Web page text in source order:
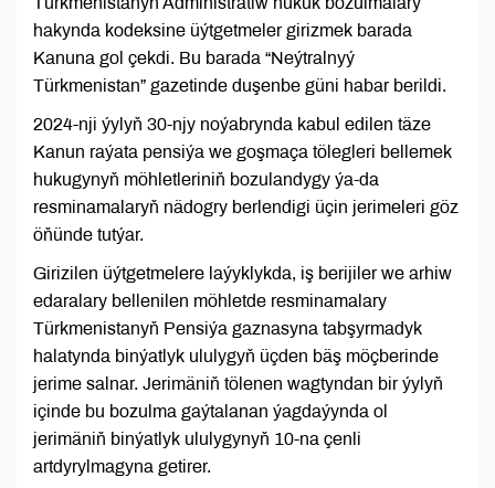
hakynda kodeksine üýtgetmeler girizmek barada
Kanuna gol çekdi. Bu barada “Neýtralnyý
Türkmenistan” gazetinde duşenbe güni habar berildi.
2024-nji ýylyň 30-njy noýabrynda kabul edilen täze
Kanun raýata pensiýa we goşmaça tölegleri bellemek
hukugynyň möhletleriniň bozulandygy ýa-da
resminamalaryň nädogry berlendigi üçin jerimeleri göz
öňünde tutýar.
Girizilen üýtgetmelere laýyklykda, iş berijiler we arhiw
edaralary bellenilen möhletde resminamalary
Türkmenistanyň Pensiýa gaznasyna tabşyrmadyk
halatynda binýatlyk ululygyň üçden bäş möçberinde
jerime salnar. Jerimäniň tölenen wagtyndan bir ýylyň
içinde bu bozulma gaýtalanan ýagdaýynda ol
jerimäniň binýatlyk ululygynyň 10-na çenli
artdyrylmagyna getirer.